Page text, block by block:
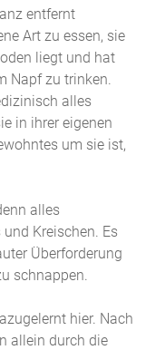
entfernt
Art zu essen, sie
liegt und hat
Napf zu trinken.
alles
in ihrer eigenen
um sie ist,
alles
Kreischen. Es
Überforderung
schnappen.
hier. Nach
allein durch die